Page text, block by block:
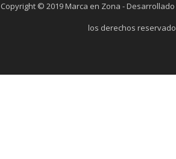
Copyright © 2019 Marca en Zona -
los derechos